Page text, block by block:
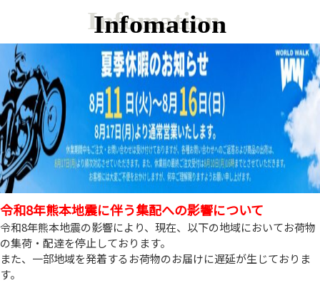
Infomation
令和8年熊本地震に伴う集配への影響について
令和8年熊本地震の影響により、現在、以下の地域においてお荷物
の集荷・配達を停止しております。
また、一部地域を発着するお荷物のお届けに遅延が生じておりま
す。